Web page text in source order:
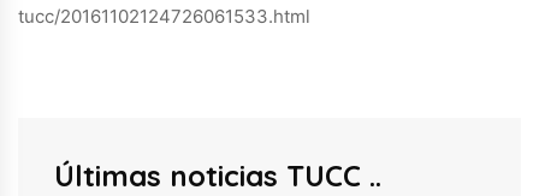
tucc/20161102124726061533.html
Últimas noticias TUCC